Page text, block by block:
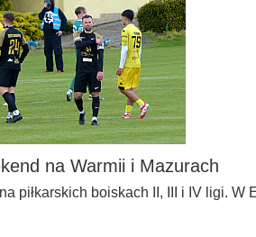
na Warmii i Mazurach
piłkarskich boiskach II, III i IV ligi.